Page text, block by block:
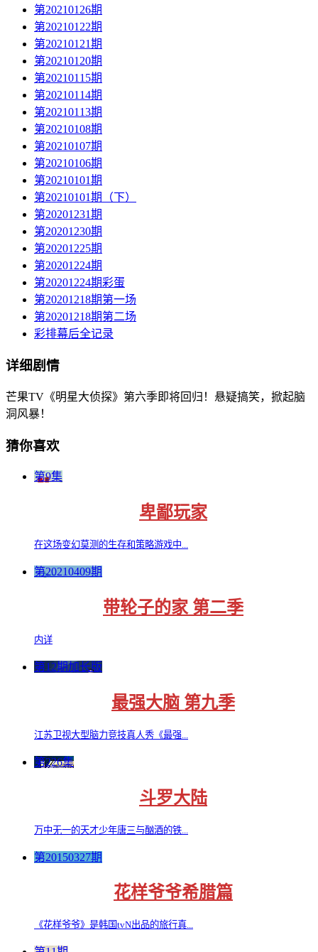
第20210126期
第20210122期
第20210121期
第20210120期
第20210115期
第20210114期
第20210113期
第20210108期
第20210107期
第20210106期
第20210101期
第20210101期（下）
第20201231期
第20201230期
第20201225期
第20201224期
第20201224期彩蛋
第20201218期第一场
第20201218期第二场
彩排幕后全记录
详细剧情
芒果TV《明星大侦探》第六季即将回归！悬疑搞笑，掀起脑
洞风暴！
猜你喜欢
第9集
卑鄙玩家
在这场变幻莫测的生存和策略游戏中...
第20210409期
带轮子的家 第二季
内详
第12期加长版
最强大脑 第九季
江苏卫视大型脑力竞技真人秀《最强...
第226集
斗罗大陆
万中无一的天才少年唐三与酗酒的铁...
第20150327期
花样爷爷希腊篇
《花样爷爷》是韩国tvN出品的旅行真...